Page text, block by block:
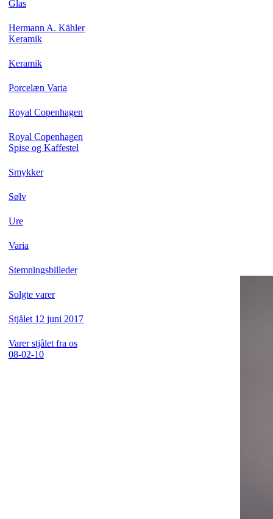
Glas
Hermann A. Kähler
Keramik
Keramik
Porcelæn Varia
Royal Copenhagen
Royal Copenhagen
Spise og Kaffestel
Smykker
Sølv
Ure
Varia
Stemningsbilleder
Solgte varer
Stjålet 12 juni 2017
Varer stjålet fra os
08-02-10